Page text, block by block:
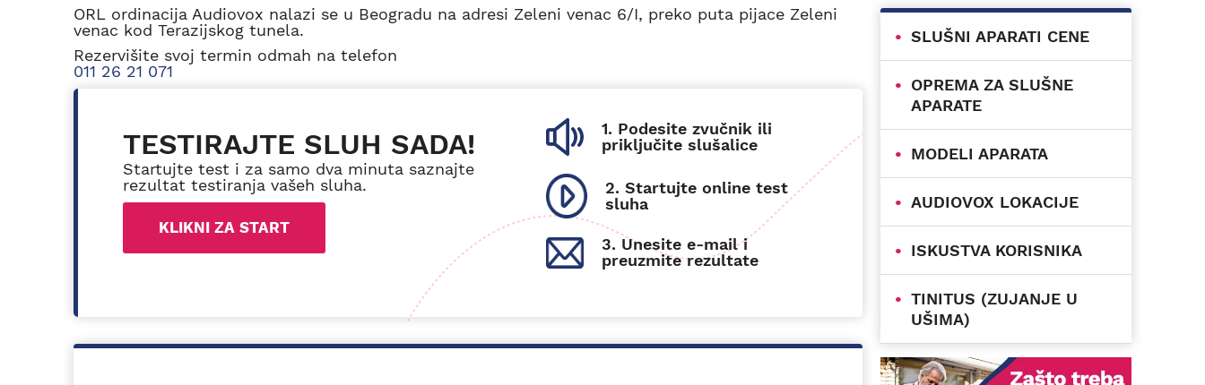
ORL ordinacija Audiovox nalazi se u Beogradu na adresi Zeleni venac 6/I, preko puta pijace Zeleni
venac kod Terazijskog tunela.
Rezervišite svoj termin odmah na telefon
011 26 21 071
TESTIRAJTE SLUH SADA!
Startujte test i za samo dva minuta saznajte
rezultat testiranja vašeh sluha.
KLIKNI ZA START
1. Podesite zvučnik ili
priključite slušalice
2. Startujte online test
sluha
3. Unesite e-mail i
preuzmite rezultate
SLUŠNI APARATI CENE
OPREMA ZA SLUŠNE
APARATE
MODELI APARATA
AUDIOVOX LOKACIJE
ISKUSTVA KORISNIKA
TINITUS (ZUJANJE U
UŠIMA)